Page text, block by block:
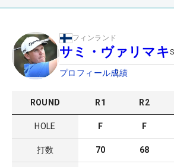
フィンランド
サミ・ヴァリマキ
プロフィール成績
ROUND R1 R2
HOLE F F
打数 70 68